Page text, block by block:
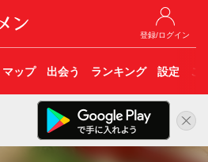
登録/ログイン
マップ 出会う ランキング 設定 こ